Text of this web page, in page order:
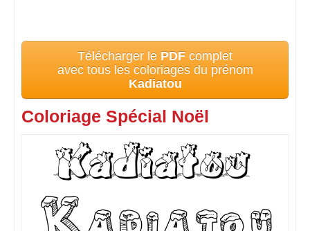
Télécharger le PDF complet
avec tous les coloriages du prénom
Kadiatou
Coloriage Spécial Noël